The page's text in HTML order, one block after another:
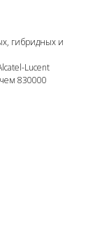
гибридных и
Lucent
830000